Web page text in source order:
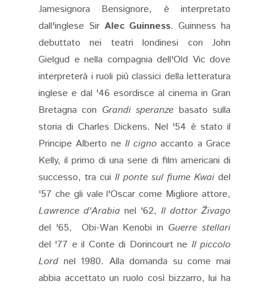
Jamesignora Bensignore, è interpretato
dall'inglese Sir Alec Guinness. Guinness ha
debuttato nei teatri londinesi con John
Gielgud e nella compagnia dell'Old Vic dove
interpreterà i ruoli più classici della letteratura
inglese e dal '46 esordisce al cinema in Gran
Bretagna con Grandi speranze basato sulla
storia di Charles Dickens. Nel '54 è stato il
Principe Alberto ne Il cignoaccanto a Grace
Kelly, il primo di una serie di film americani di
successo, tra cui Il ponte sul fiume Kwai del
'57 che gli vale l'Oscar come Migliore attore,
Lawrence d'Arabia nel '62, Il dottor Živago
del '65, Obi-Wan Kenobi in Guerre stellari
del '77 e il Conte di Dorincourt ne Il piccolo
Lordnel 1980. Alla domanda su come mai
abbia accettato un ruolo così bizzarro, lui ha